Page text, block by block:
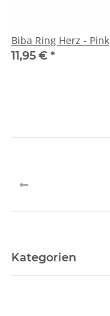
Biba Ring Herz - Pink
11,95 € *
Kategorien